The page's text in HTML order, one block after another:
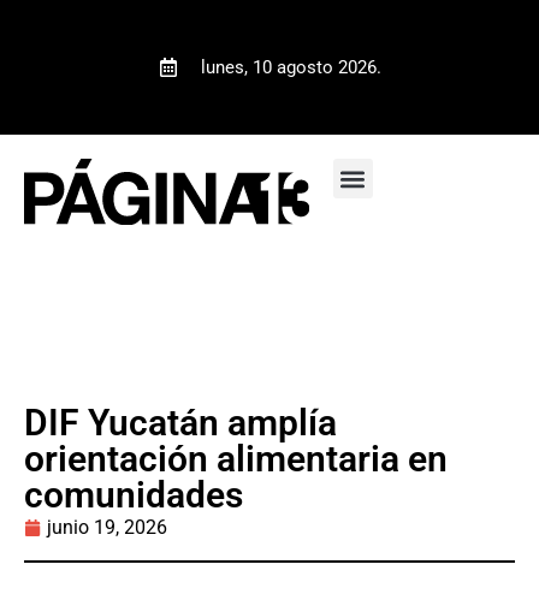
lunes, 10 agosto 2026.
DIF Yucatán amplía
orientación alimentaria en
comunidades
junio 19, 2026